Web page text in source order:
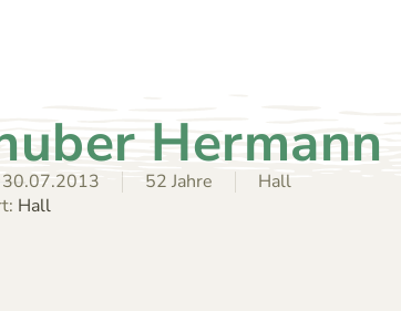
Hermann
30.07.2013 52 Jahre
Hall
Hall